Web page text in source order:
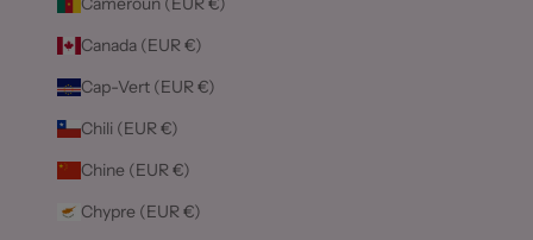
Canada (EUR €)
Cap-Vert (EUR €)
Chili (EUR €)
Chine (EUR €)
Chypre (EUR €)